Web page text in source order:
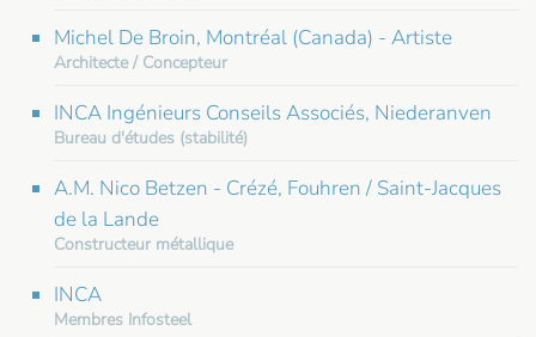
Michel De Broin, Montréal (Canada) - Artiste
Architecte / Concepteur
INCA Ingénieurs Conseils Associés, Niederanven
Bureau d'études (stabilité)
A.M. Nico Betzen - Crézé, Fouhren / Saint-Jacques
de la Lande
Constructeur métallique
INCA
Membres Infosteel